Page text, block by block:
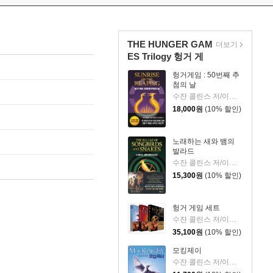
THE HUNGER GAM
ES Trilogy 헝거 게
임...
헝거게임 : 50번째 추
첨의 날
수잔 콜린스 저/이원열 역
18,000원 (10% 할인)
노래하는 새와 뱀의
발라드
수잔 콜린스 저/이원열 역
15,300원 (10% 할인)
헝거 게임 세트
수잔 콜린스 저/이원열 역
35,100원 (10% 할인)
모킹제이
수잔 콜린스 저/이원열 역
더보기